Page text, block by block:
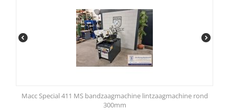
Macc Special 411 MS bandzaagmachine lintzaagmachine rond
300mm